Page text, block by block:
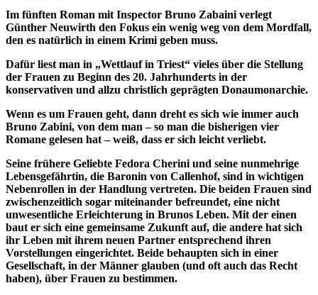
Im fünften Roman mit Inspector Bruno Zabaini verlegt
Günther Neuwirth den Fokus ein wenig weg von dem Mordfall,
den es natürlich in einem Krimi geben muss.
Dafür liest man in „Wettlauf in Triest“ vieles über die Stellung
der Frauen zu Beginn des 20. Jahrhunderts in der
konservativen und allzu christlich geprägten Donaumonarchie.
Wenn es um Frauen geht, dann dreht es sich wie immer auch
Bruno Zabini, von dem man – so man die bisherigen vier
Romane gelesen hat – weiß, dass er sich leicht verliebt.
Seine frühere Geliebte Fedora Cherini und seine nunmehrige
Lebensgefährtin, die Baronin von Callenhof, sind in wichtigen
Nebenrollen in der Handlung vertreten. Die beiden Frauen sind
zwischenzeitlich sogar miteinander befreundet, eine nicht
unwesentliche Erleichterung in Brunos Leben. Mit der einen
baut er sich eine gemeinsame Zukunft auf, die andere hat sich
ihr Leben mit ihrem neuen Partner entsprechend ihren
Vorstellungen eingerichtet. Beide behaupten sich in einer
Gesellschaft, in der Männer glauben (und oft auch das Recht
haben), über Frauen zu bestimmen.